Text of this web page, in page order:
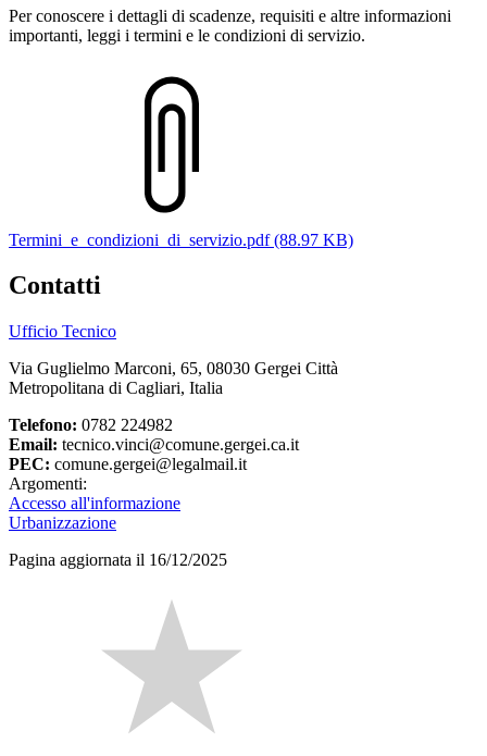
Per conoscere i dettagli di scadenze, requisiti e altre informazioni
importanti, leggi i termini e le condizioni di servizio.
Termini_e_condizioni_di_servizio.pdf (88.97 KB)
Contatti
Ufficio Tecnico
Via Guglielmo Marconi, 65, 08030 Gergei Città
Metropolitana di Cagliari, Italia
Telefono: 0782 224982
Email: tecnico.vinci@comune.gergei.ca.it
PEC: comune.gergei@legalmail.it
Argomenti:
Accesso all'informazione
Urbanizzazione
Pagina aggiornata il 16/12/2025